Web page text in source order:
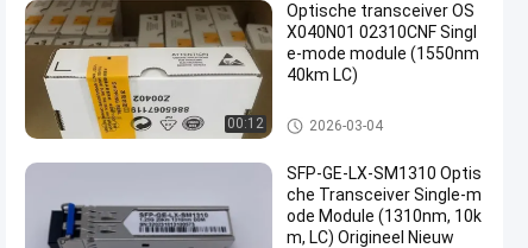
00:12
Optische transceiver OS
X040N01 02310CNF Singl
e-mode module (1550nm
40km LC)
Optische zendontvangermodu
le
2026-03-04
SFP-GE-LX-SM1310 Optis
che Transceiver Single-m
ode Module (1310nm, 10k
m, LC) Origineel Nieuw